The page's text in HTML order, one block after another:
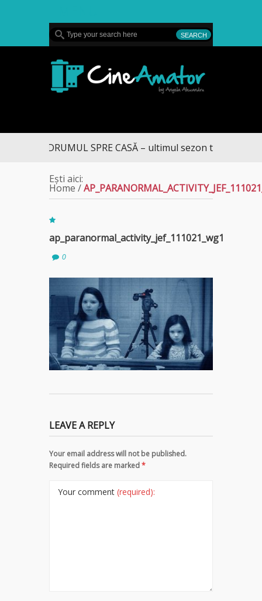
DRUMUL SPRE CASĂ – ultimul sezon te aduce la
Ești aici:
Home /
ap_paranormal_activity_jef_111021_wg1
0
LEAVE A REPLY
Your email address will not be published.
Required fields are marked*
Your comment (required):